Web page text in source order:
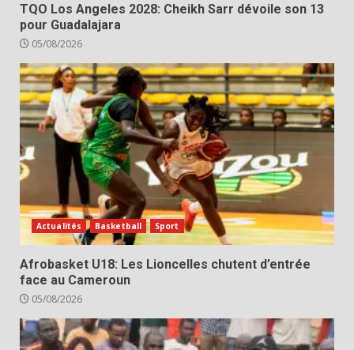
TQO Los Angeles 2028: Cheikh Sarr dévoile son 13
pour Guadalajara
05/08/2026
Actualités Basketball Sport
Afrobasket U18: Les Lioncelles chutent d’entrée
face au Cameroun
05/08/2026